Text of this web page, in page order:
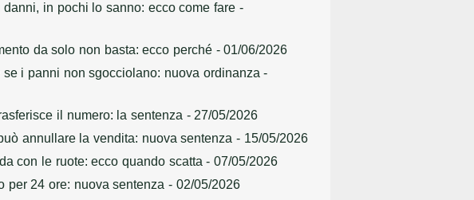
in pochi lo sanno: ecco come fare -
da solo non basta: ecco perché - 01/06/2026
i panni non sgocciolano: nuova ordinanza -
il numero: la sentenza - 27/05/2026
annullare la vendita: nuova sentenza - 15/05/2026
con le ruote: ecco quando scatta - 07/05/2026
per 24 ore: nuova sentenza - 02/05/2026